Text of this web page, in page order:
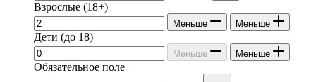
Взрослые (18+)
Меньше Меньше
Дети (до 18)
Меньше Меньше
Обязательное поле